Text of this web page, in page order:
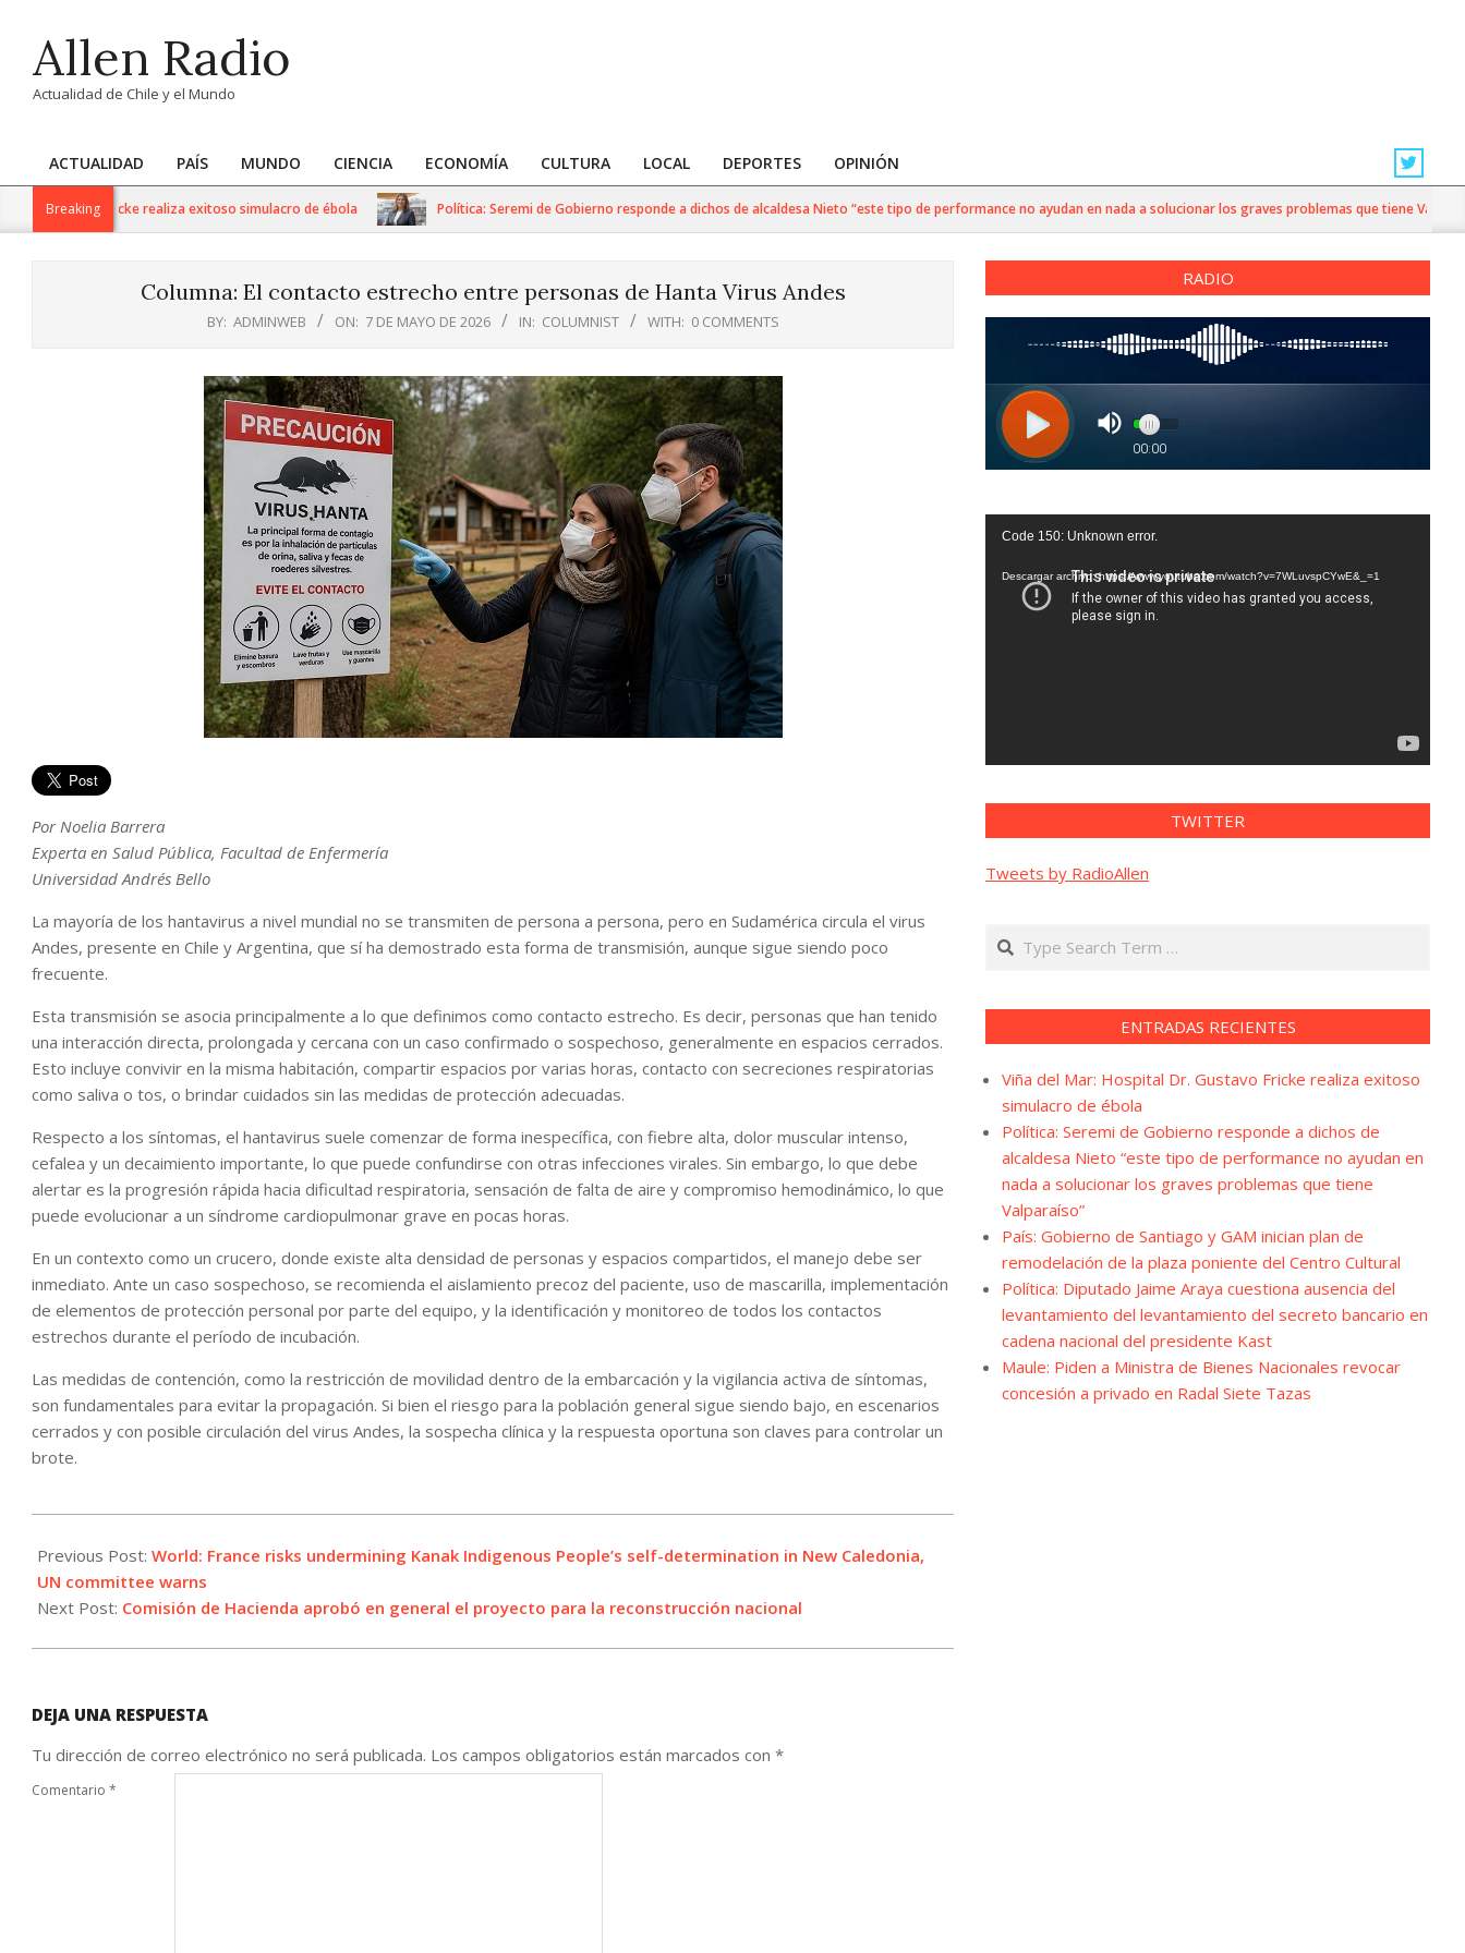
contentAllen Radio
Actualidad de Chile y el Mundo
Primary
Navigation
ACTUALIDAD PAÍS MUNDO CIENCIA ECONOMÍA CULTURA LOCAL DEPORTES OPINIÓN
Breaking
Gustavo Fricke realiza exitoso simulacro de ébola Política: Seremi de Gobierno responde a dichos de alcaldesa Nieto “este tipo de performance no ayudan en nada a solucionar los graves problemas que tiene Valparaíso”
Columna: El contacto estrecho entre personas de Hanta Virus Andes
BY: ADMINWEB ON: 7 DE MAYO DE 2026 IN: COLUMNIST WITH: 0 COMMENTS
Por Noelia Barrera
Experta en Salud Pública, Facultad de Enfermería
Universidad Andrés Bello
La mayoría de los hantavirus a nivel mundial no se transmiten de persona a persona, pero en Sudamérica circula el virus
Andes, presente en Chile y Argentina, que sí ha demostrado esta forma de transmisión, aunque sigue siendo poco
frecuente.
Esta transmisión se asocia principalmente a lo que definimos como contacto estrecho. Es decir, personas que han tenido
una interacción directa, prolongada y cercana con un caso confirmado o sospechoso, generalmente en espacios cerrados.
Esto incluye convivir en la misma habitación, compartir espacios por varias horas, contacto con secreciones respiratorias
como saliva o tos, o brindar cuidados sin las medidas de protección adecuadas.
Respecto a los síntomas, el hantavirus suele comenzar de forma inespecífica, con fiebre alta, dolor muscular intenso,
cefalea y un decaimiento importante, lo que puede confundirse con otras infecciones virales. Sin embargo, lo que debe
alertar es la progresión rápida hacia dificultad respiratoria, sensación de falta de aire y compromiso hemodinámico, lo que
puede evolucionar a un síndrome cardiopulmonar grave en pocas horas.
En un contexto como un crucero, donde existe alta densidad de personas y espacios compartidos, el manejo debe ser
inmediato. Ante un caso sospechoso, se recomienda el aislamiento precoz del paciente, uso de mascarilla, implementación
de elementos de protección personal por parte del equipo, y la identificación y monitoreo de todos los contactos
estrechos durante el período de incubación.
Las medidas de contención, como la restricción de movilidad dentro de la embarcación y la vigilancia activa de síntomas,
son fundamentales para evitar la propagación. Si bien el riesgo para la población general sigue siendo bajo, en escenarios
cerrados y con posible circulación del virus Andes, la sospecha clínica y la respuesta oportuna son claves para controlar un
brote.
05-
07
Previous Post: World: France risks undermining Kanak Indigenous People’s self-determination in New Caledonia,
UN committee warns
Next Post: Comisión de Hacienda aprobó en general el proyecto para la reconstrucción nacional
DEJA UNA RESPUESTA
Tu dirección de correo electrónico no será publicada. Los campos obligatorios están marcados con *
Comentario *
RADIO
Reproductor
vídeo
Code 150: Unknown error.
Descargar archivo: https://www.youtube.com/watch?v=7WLuvspCYwE&_=1
TWITTER
Tweets by RadioAllen
Search
ENTRADAS RECIENTES
Viña del Mar: Hospital Dr. Gustavo Fricke realiza exitoso
simulacro de ébola
Política: Seremi de Gobierno responde a dichos de
alcaldesa Nieto “este tipo de performance no ayudan en
nada a solucionar los graves problemas que tiene
Valparaíso”
País: Gobierno de Santiago y GAM inician plan de
remodelación de la plaza poniente del Centro Cultural
Política: Diputado Jaime Araya cuestiona ausencia del
levantamiento del levantamiento del secreto bancario en
cadena nacional del presidente Kast
Maule: Piden a Ministra de Bienes Nacionales revocar
concesión a privado en Radal Siete Tazas